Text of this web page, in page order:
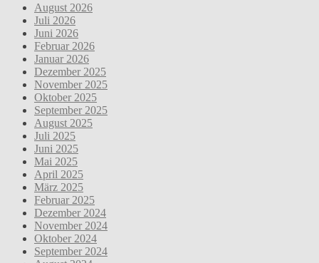
August 2026
Juli 2026
Juni 2026
Februar 2026
Januar 2026
Dezember 2025
November 2025
Oktober 2025
September 2025
August 2025
Juli 2025
Juni 2025
Mai 2025
April 2025
März 2025
Februar 2025
Dezember 2024
November 2024
Oktober 2024
September 2024